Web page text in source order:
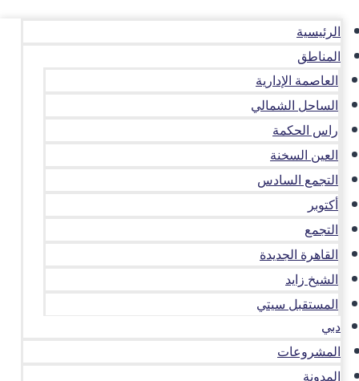
الرئيسية
المناطق
العاصمة الإدارية
الساحل الشمالي
راس الحكمة
العين السخنة
التجمع السادس
أكتوبر
التجمع
القاهرة الجديدة
الشيخ زايد
المستقبل سيتي
دبي
المشروعات
المدونة